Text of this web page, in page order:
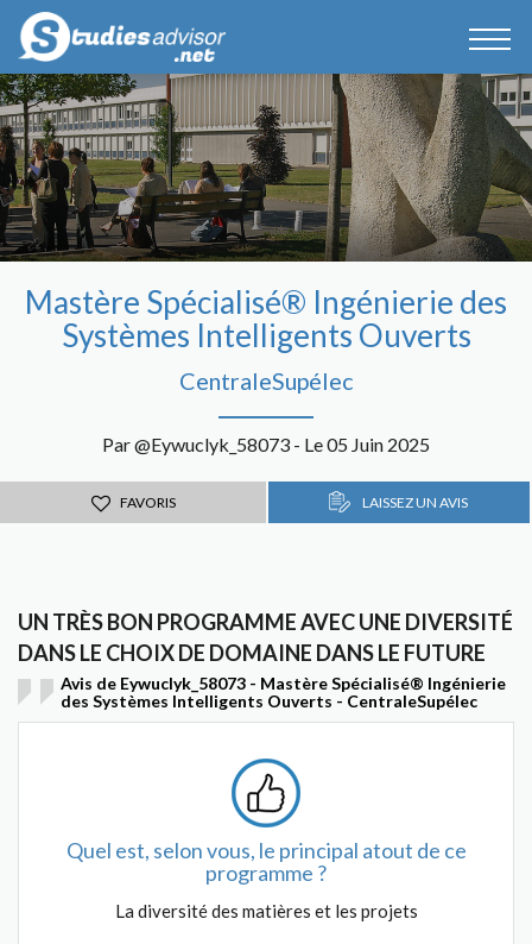
Mastère Spécialisé® Ingénierie des
Systèmes Intelligents Ouverts
CentraleSupélec
Par @Eywuclyk_58073 - Le 05 Juin 2025
FAVORIS LAISSEZ UN AVIS
UN TRÈS BON PROGRAMME AVEC UNE DIVERSITÉ
DANS LE CHOIX DE DOMAINE DANS LE FUTURE
Avis de Eywuclyk_58073 - Mastère Spécialisé® Ingénierie
des Systèmes Intelligents Ouverts - CentraleSupélec
Quel est, selon vous, le principal atout de ce
programme ?
La diversité des matières et les projets